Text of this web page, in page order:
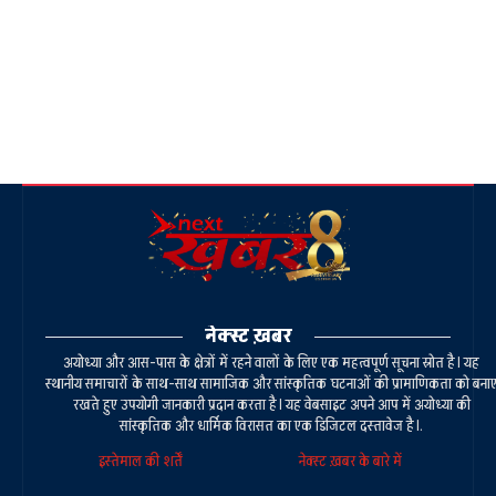
नेक्स्ट ख़बर
अयोध्या और आस-पास के क्षेत्रों में रहने वालों के लिए एक महत्वपूर्ण सूचना स्रोत है। यह
स्थानीय समाचारों के साथ-साथ सामाजिक और सांस्कृतिक घटनाओं की प्रामाणिकता को बनाए
रखते हुए उपयोगी जानकारी प्रदान करता है। यह वेबसाइट अपने आप में अयोध्या की
सांस्कृतिक और धार्मिक विरासत का एक डिजिटल दस्तावेज है।.
इस्तेमाल की शर्तें
नेक्स्ट ख़बर के बारे में